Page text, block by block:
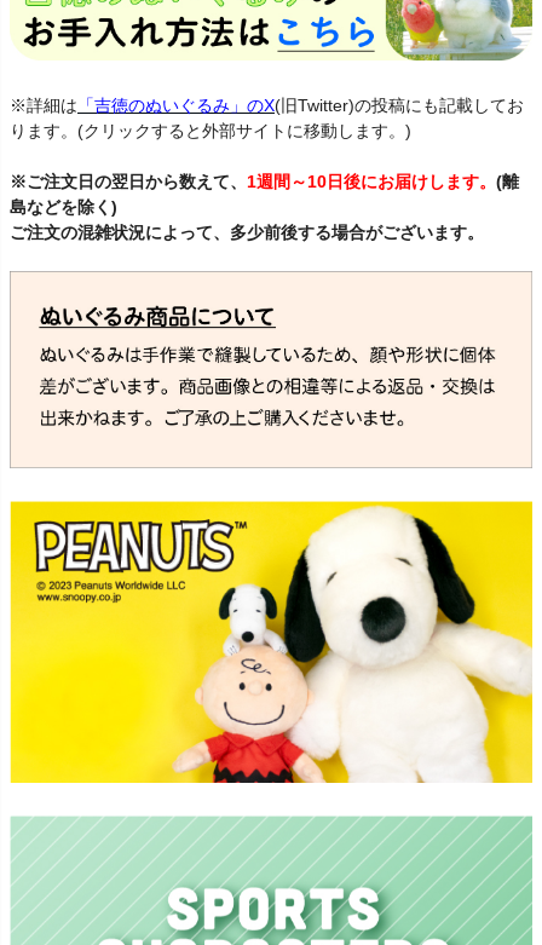
※詳細は 「吉徳のぬいぐるみ」のX(旧Twitter)の投稿にも記載してお
ります。(クリックすると外部サイトに移動します。)
※ご注文日の翌日から数えて、 1週間～10日後にお届けします。 (離
島などを除く)
ご注文の混雑状況によって、多少前後する場合がございます。